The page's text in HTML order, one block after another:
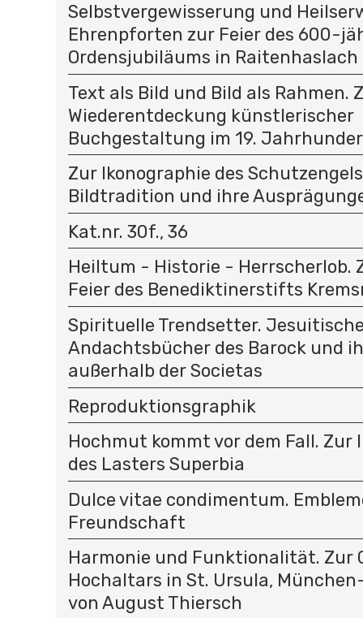
Selbstvergewisserung und
Ehrenpforten zur Feier des 600-
Ordensjubiläums in Raitenhaslach
Text als Bild und Bild als Rahmen.
Wiederentdeckung künstlerischer
Buchgestaltung im 19.
Zur Ikonographie des
Bildtradition und ihre
Kat.nr. 30f., 36
Heiltum - Historie -
Feier des Benediktinerstifts
Spirituelle Trendsetter.
Andachtsbücher des Barock und
außerhalb der Societas
Reproduktionsgraphik
Hochmut kommt vor dem Fall. Zur
des Lasters Superbia
Dulce vitae condimentum.
Freundschaft
Harmonie und Funktionalität. Zur
Hochaltars in St. Ursula,
von August Thiersch